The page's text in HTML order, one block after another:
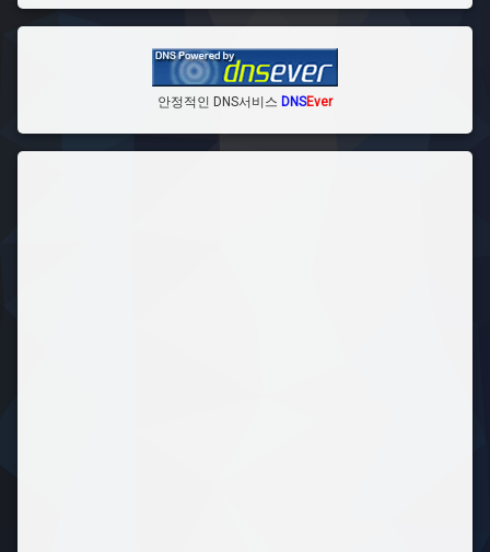
안정적인 DNS서비스 DNSEver